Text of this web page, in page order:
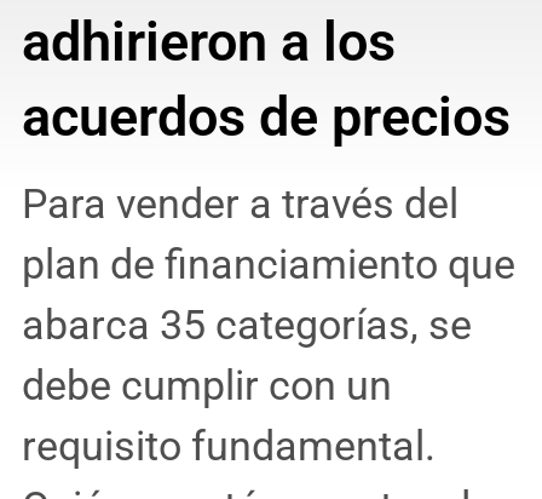
adhirieron a los
acuerdos de precios
Para vender a través del
plan de financiamiento que
abarca 35 categorías, se
debe cumplir con un
requisito fundamental.